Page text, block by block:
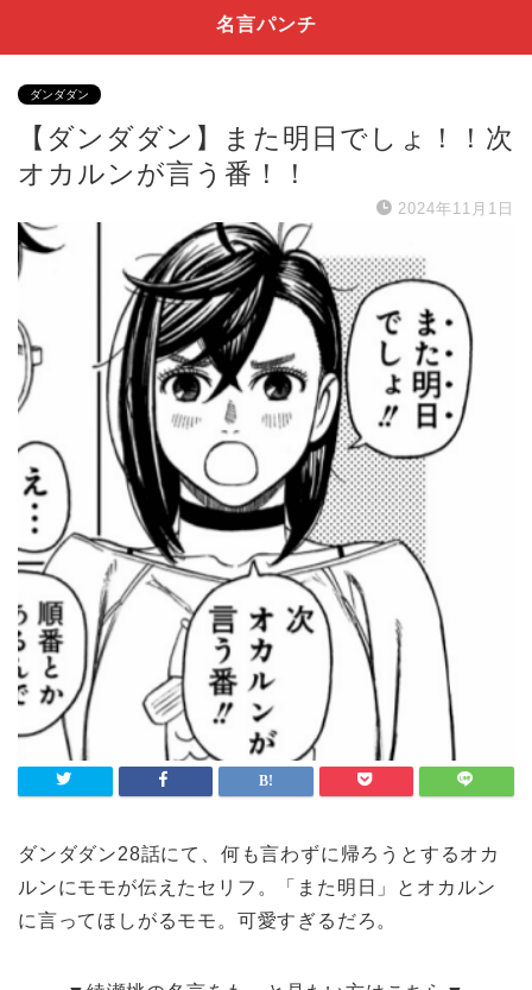
名言パンチ
ダンダダン
【ダンダダン】また明日でしょ！！次
オカルンが言う番！！
2024年11月1日
ダンダダン28話にて、何も言わずに帰ろうとするオカ
ルンにモモが伝えたセリフ。「また明日」とオカルン
に言ってほしがるモモ。可愛すぎるだろ。